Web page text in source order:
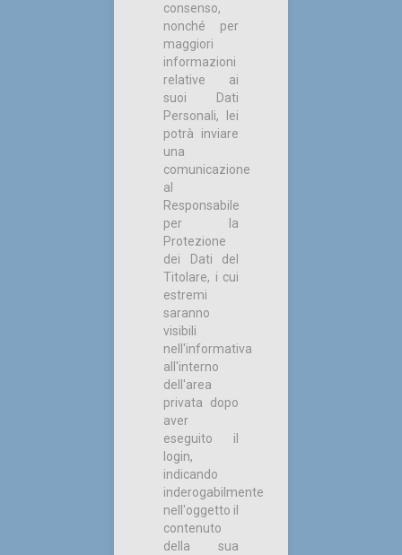
consenso,
nonché per
maggiori
informazioni
relative ai
suoi Dati
Personali, lei
potrà inviare
una
comunicazione
al
Responsabile
per la
Protezione
dei Dati del
Titolare, i cui
estremi
saranno
visibili
nell'informativa
all'interno
dell'area
privata dopo
aver
eseguito il
login,
indicando
inderogabilmente
nell'oggetto il
contenuto
della sua